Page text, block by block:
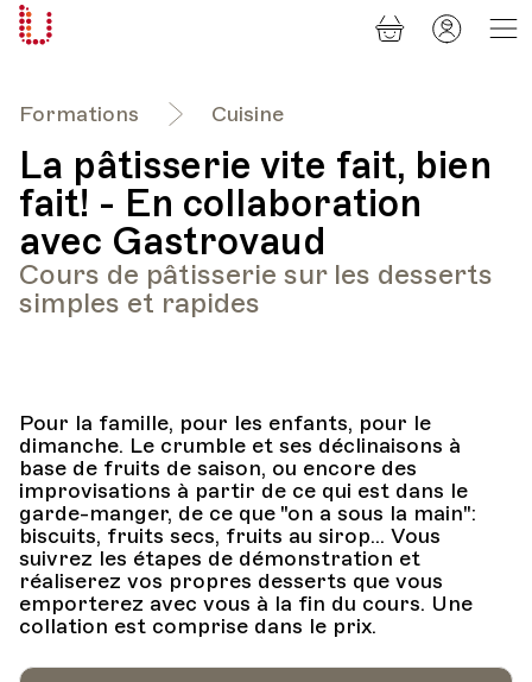
Formations Cuisine
La pâtisserie vite fait, bien
fait! - En collaboration
avec Gastrovaud
Cours de pâtisserie sur les desserts
simples et rapides
Pour la famille, pour les enfants, pour le
dimanche. Le crumble et ses déclinaisons à
base de fruits de saison, ou encore des
improvisations à partir de ce qui est dans le
garde-manger, de ce que "on a sous la main":
biscuits, fruits secs, fruits au sirop... Vous
suivrez les étapes de démonstration et
réaliserez vos propres desserts que vous
emporterez avec vous à la fin du cours. Une
collation est comprise dans le prix.
Panier
Mon